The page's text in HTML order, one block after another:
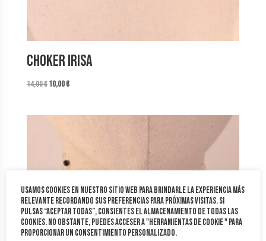
Choker Irisa
14,00€El
10,00€El
Usamos cookies en nuestro sitio web para brindarle la experiencia más
relevante recordando sus preferencias para próximas visitas. Si
pulsas “Aceptar todas”, consientes el almacenamiento de todas las
cookies. No obstante, puedes acceser a "Herramientas de cookie " para
proporcionar un consentimiento personalizado.